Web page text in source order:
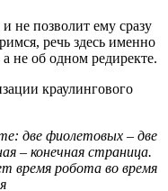
не позволит ему сразу
речь здесь именно
не об одном редиректе.
две фиолетовых – две
– конечная страница.
время робота во время